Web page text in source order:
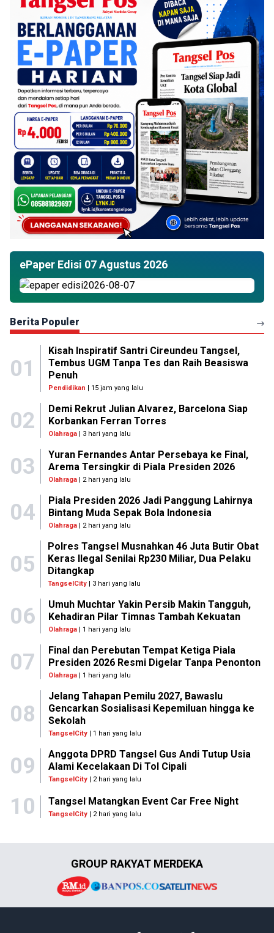
Senin, 29 Juni 2026 | 08:05 WIB
Ekonomi Bisnis
Roger Jude Hessing Resmi Pimpin
ARYADUTA Lippo Village, Bawa
Pengalaman 25 Tahun di Industri
Perhotelan
Sabtu, 27 Juni 2026 | 14:47 WIB
Ekonomi Bisnis
Purbaya: Indonesia Sudah Lewati
Ujian Berat, Ekonomi Tetap Tangguh
di Tengah Gejolak Global
Rabu, 24 Juni 2026 | 08:07 WIB
Ekonomi Bisnis
Dari Lari Jadi Asri: Ribuan Langkah
di Telkomsel Digiland Run 2026, Jadi
Ribuan Akar untuk Indonesia
Senin, 22 Juni 2026 | 10:05 WIB
Ekonomi Bisnis
Investor Asing Antre Masuk RI,
Potensi Investasi Tembus Rp557
Triliun
Minggu, 21 Juni 2026 |
Ekonomi Bisnis
Sama Pembiayaan dengan Tiongkok
Kamis, 18 Juni 2026 | 13:21 WIB
Ekonomi Bisnis
Booth Telkomsel Hadirkan Ragam
Terdepan
Kamis, 18 Juni 2026 | 13:13 WIB
Harga Emas Pegadaian 17 Juni 2026
Stabil, Simak Pilihan Termurah
hingga Nominal Tertinggi
IHSG dan Rupiah Menguat,
Kepercayaan Investor ke Indonesia
Meningkat
08:16 WIB
Ekonomi Bisnis
Goreng Masih Tinggi
Ekonomi Bisnis